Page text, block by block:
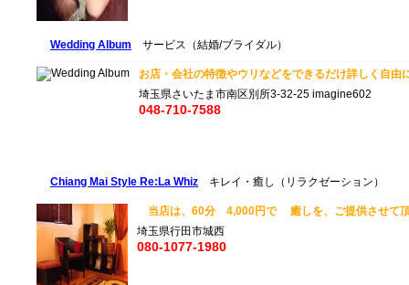
Wedding Album サービス（結婚/ブライダル）
お店・会社の特徴やウリなどをできるだけ詳しく自
埼玉県さいたま市南区別所3-32-25 imagine602
048-710-7588
Chiang Mai Style Re:La Whiz キレイ・癒し（リラクゼーション）
当店は、60分 4,000円で 癒しを、ご提供させ
埼玉県行田市城西
080-1077-1980